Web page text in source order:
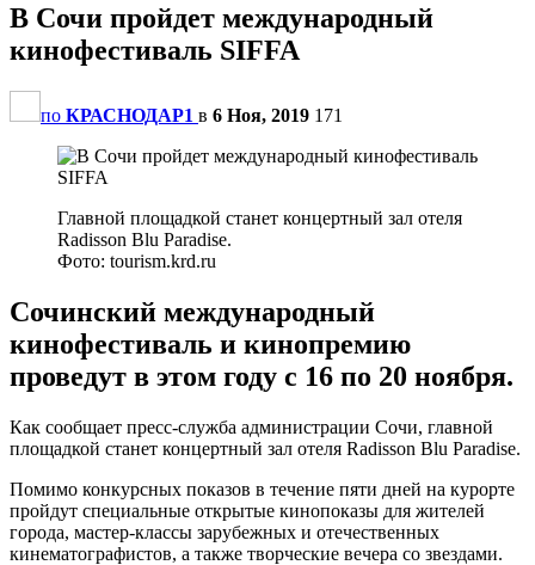
В Сочи пройдет международный
кинофестиваль SIFFA
по КРАСНОДАР1 в 6 Ноя, 2019 171
Главной площадкой станет концертный зал отеля
Radisson Blu Paradise.
Фото: tourism.krd.ru
Сочинский международный
кинофестиваль и кинопремию
проведут в этом году с 16 по 20 ноября.
Как сообщает пресс-служба администрации Сочи, главной
площадкой станет концертный зал отеля Radisson Blu Paradise.
Помимо конкурсных показов в течение пяти дней на курорте
пройдут специальные открытые кинопоказы для жителей
города, мастер-классы зарубежных и отечественных
кинематографистов, а также творческие вечера со звездами.